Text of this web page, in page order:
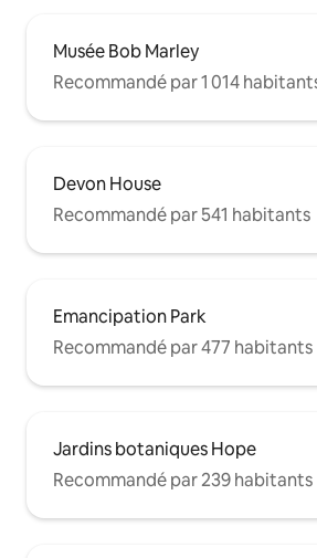
Musée Bob Marley
Recommandé par 1 014
Devon House
Recommandé par 541 habitants
Emancipation Park
Recommandé par 477 habitants
Jardins botaniques Hope
Recommandé par 239 habitants